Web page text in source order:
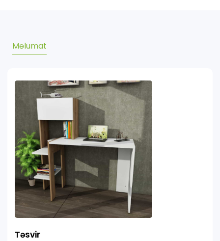
Məlumat
Təsvir